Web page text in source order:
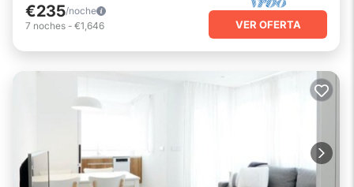
€235/noche
7 noches - €1,646 VER OFERTA